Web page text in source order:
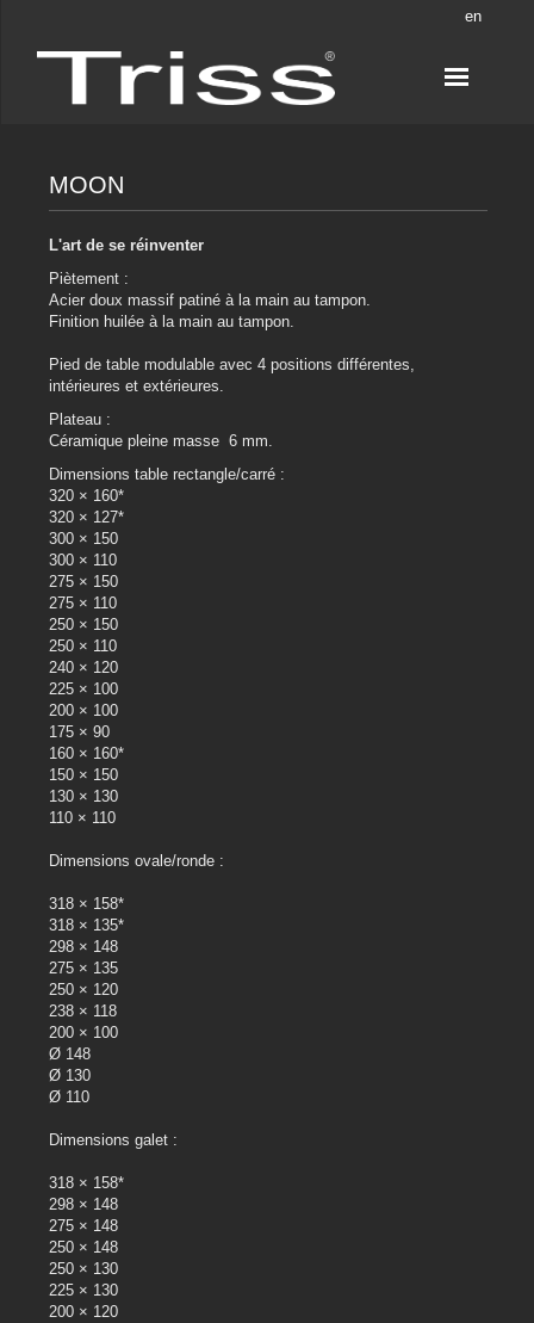
en
MOON
L'art de se réinventer
Piètement :
Acier doux massif patiné à la main au tampon.
Finition huilée à la main au tampon.
Pied de table modulable avec 4 positions différentes,
intérieures et extérieures.
Plateau :
Céramique pleine masse 6 mm.
Dimensions table rectangle/carré :
320 × 160*
320 × 127*
300 × 150
300 × 110
275 × 150
275 × 110
250 × 150
250 × 110
240 × 120
225 × 100
200 × 100
175 × 90
160 × 160*
150 × 150
130 × 130
110 × 110
Dimensions ovale/ronde :
318 × 158*
318 × 135*
298 × 148
275 × 135
250 × 120
238 × 118
200 × 100
Ø 148
Ø 130
Ø 110
Dimensions galet :
318 × 158*
298 × 148
275 × 148
250 × 148
250 × 130
225 × 130
200 × 120